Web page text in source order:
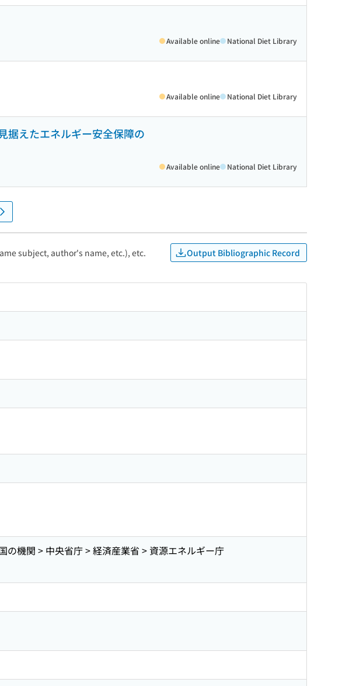
Available online National Diet Library
Available online National Diet Library
据えたエネルギー安全保障の
Available online National Diet Library
subject, author's name, etc.), etc. Output Bibliographic Record
機関 > 中央省庁 > 経済産業省 > 資源エネルギー庁